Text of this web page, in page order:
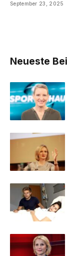
September 23, 2025
Neueste